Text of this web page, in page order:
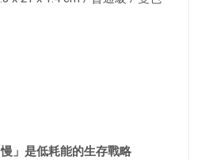
」是低耗能的生存戰略